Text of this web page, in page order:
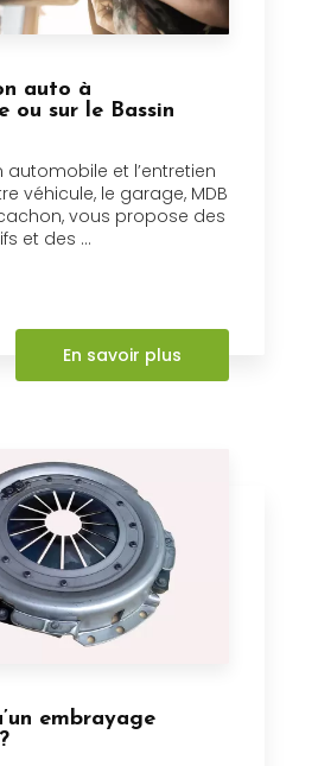
auto à
ou sur le Bassin
automobile et l’entretien
véhicule, le garage, MDB
vous propose des
et des ...
En savoir plus
embrayage